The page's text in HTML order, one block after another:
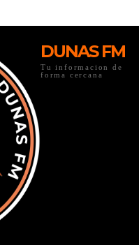
DUNAS FM
Tu informacion de
forma cercana